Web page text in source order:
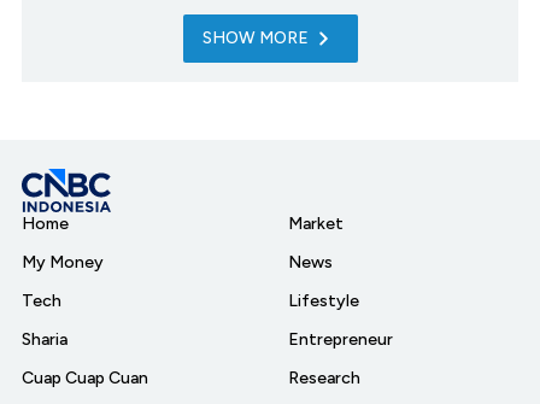
SHOW MORE
Home
My Money
Tech
Sharia
Cuap Cuap Cuan
Market
News
Lifestyle
Entrepreneur
Research